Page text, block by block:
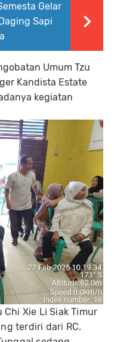
Gelar
Sapi
Umum Tzu
Kandista Estate
kegiatan
Chi Xie Li Siak Timur
terdiri dari RC.